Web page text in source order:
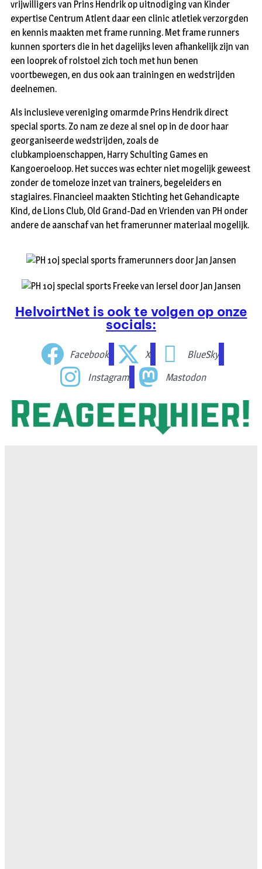
vrijwilligers van Prins Hendrik op uitnodiging van Kinder
expertise Centrum Atlent daar een clinic atletiek verzorgden
en kennis maakten met frame running. Met frame runners
kunnen sporters die in het dagelijks leven afhankelijk zijn van
een looprek of rolstoel zich toch met hun benen
voortbewegen, en dus ook aan trainingen en wedstrijden
deelnemen.
Als inclusieve vereniging omarmde Prins Hendrik direct
special sports. Zo nam ze deze al snel op in de door haar
georganiseerde wedstrijden, zoals de
clubkampioenschappen, Harry Schulting Games en
Kangoeroeloop. Het succes was echter niet mogelijk geweest
zonder de tomeloze inzet van trainers, begeleiders en
stagiaires. Financieel maakten Stichting het Gehandicapte
Kind, de Lions Club, Old Grand-Dad en Vrienden van PH onder
andere de aanschaf van het framerunner materiaal mogelijk.
HelvoirtNet is ook te volgen op onze
socials:
Facebook X
BlueSky
Instagram
Mastodon